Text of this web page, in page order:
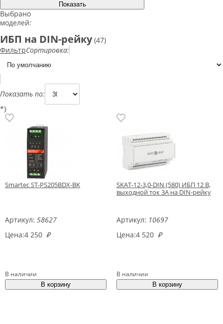
Выбрано
моделей:
ИБП на DIN-рейку (47)
ФильтрСортировка:
Показать по:
*}
Smartec ST-PS205BDX-BK
Артикул: 58627
Цена:4 250 ₽
В наличии
SKAT-12-3,0-DIN (580) ИБП 12 В,
выходной ток 3А на DIN-рейку
Артикул: 10697
Цена:4 520 ₽
В наличии